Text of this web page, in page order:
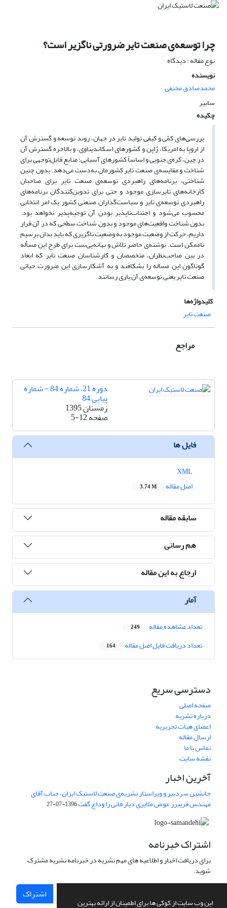
این وب سایت از کوکی ها برای اطمینان از ارائه بهترین
چرا توسعه‌ی صنعت تایر ضرورتی ناگزیر است؟
نوع مقاله : دیدگاه
نویسنده
محمدصادق مخنفی
سابیر
چکیده
بررسی‌های کمّی و کیفی تولید تایر در جهان، روند توسعه و گسترش آن
از اروپا به امریکا، ژاپن و کشورهای اسکاندیناوی، و بالاخره گسترش آن
در چین، کره‌ی جنوبی و اساساً کشورهای آسیایی؛ منابع قابل‌توجهی برای
شناخت و مقایسه‌ی صنعت تایر کشورمان به‌دست می‌دهد. بدون چنین
شناختی، برنامه‌های راهبردی توسعه‌ی صنعت تایر برای صاحبان
کارخانه‌های تایرسازی موجود و حتی برای تدوین‌کنندگان برنامه‌های
راهبردی توسعه‌ی تایر و سیاست‌گذاران صنعتی کشور یک امر انتخابی
محسوب می‌شود و اجتناب‌ناپذیر بودن آن توجیه‌پذیر نخواهد بود.
بدون شناخت واقعیت‌های موجود و بدون شناخت سطحی که در آن قرار
داریم، حرکت از وضعیت موجود به وضعیت ناگزیری که باید بدان برسیم
ناممکن است. نوشته‌ی حاضر تلاش و بهانه‌یی‌ست برای طرح این مسأله
در بین صاحب‌نظران، متخصصان و کارشناسان صنعت تایر که ابعاد
گوناگون این مساله را بشکافند و به آشکارسازی این ضرورت حیاتی
صنعت تایر یعنی توسعه‌ی آن یاری رسانند.
کلیدواژه‌ها
صنعت تایر
مراجع
دوره 21، شماره 84 - شماره
پیاپی 84
زمستان 1395
صفحه5-12
فایل ها
اصل مقاله
3.74 M
سابقه مقاله
هم رسانی
ارجاع به این مقاله
آمار
تعداد مشاهده مقاله 249
تعداد دریافت فایل اصل مقاله 164
دسترسی سریع
صفحه اصلی
درباره نشریه
اعضای هیات تحریریه
ارسال مقاله
تماس با ما
نقشه سایت
آخرین اخبار
جانشین سردبیر و ویراستار نشریه‌ی صنعت لاستیک ایران، جناب آقای
مهندس فریبرز عوض ملایری دیار فانی را وداع گفت1396-07-27
اشتراک خبرنامه
برای دریافت اخبار و اطلاعیه های مهم نشریه در خبرنامه نشریه مشترک
شوید.
اشتراک